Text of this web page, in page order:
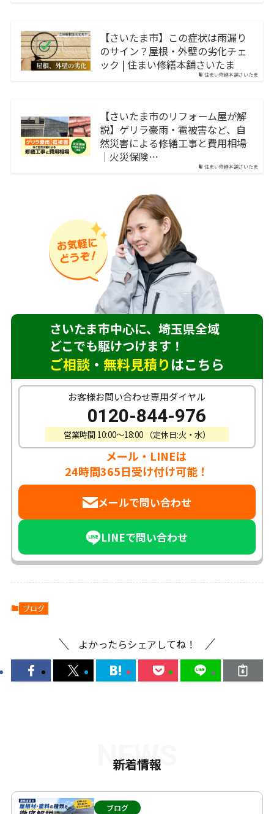
住まい修繕本舗さいたま
【さいたま市】この症状は雨漏り
のサイン？屋根・外壁の劣化チェ
ック | 住まい修繕本舗さいたま
住まい修繕本舗さいたま
【さいたま市のリフォーム屋が解
説】ゲリラ豪雨・雹被害など、自
然災害による修繕工事と費用相場
｜火災保険…
さいたま市中心に、埼玉県全域
どこでも駆けつけます！
ご相談 ・ 無料見積りはこちら
お客様お問い合わせ専用ダイヤル
0120-844-976
営業時間 10:00〜18:00 （定休日:火・水）
メール・LINEは
24時間365日受け付け可能！
メールで問い合わせ
LINEで問い合わせ
ブログ
よかったらシェアしてね！
NEWS
新着情報
ブログ